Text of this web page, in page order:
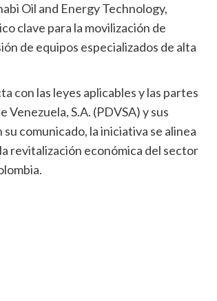
Oil and Energy Technology,
clave para la movilización de
de equipos especializados de alta
con las leyes aplicables y las partes
S.A. (PDVSA) y sus
comunicado, la iniciativa se alinea
revitalización económica del sector